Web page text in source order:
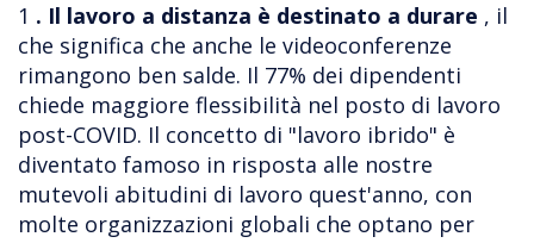
1 . Il lavoro a distanza è destinato a durare , il
che significa che anche le videoconferenze
rimangono ben salde. Il 77% dei dipendenti
chiede maggiore flessibilità nel posto di lavoro
post-COVID. Il concetto di "lavoro ibrido" è
diventato famoso in risposta alle nostre
mutevoli abitudini di lavoro quest'anno, con
molte organizzazioni globali che optano per